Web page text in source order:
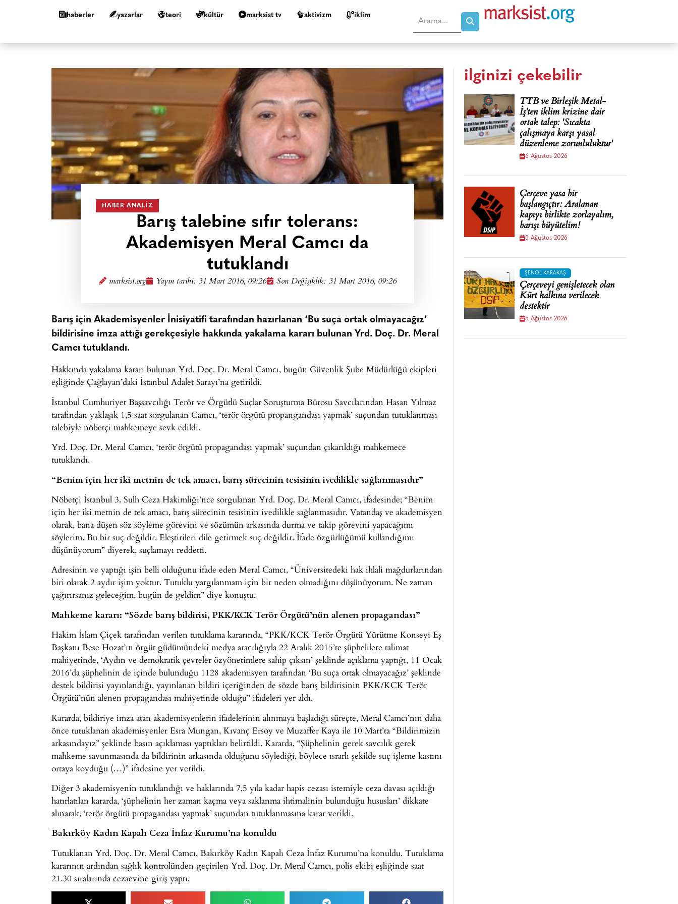
haberler yazarlar teori kültür marksist tv aktivizm i̇klim
HABER ANALIZ
Barış talebine sıfır tolerans:
Akademisyen Meral Camcı da
tutuklandı
marksist.org Yayın tarihi: 31 Mart 2016, 09:26 Son Değişiklik: 31 Mart 2016, 09:26
Barış için Akademisyenler İnisiyatifi tarafından hazırlanan ‘Bu suça ortak olmayacağız’
bildirisine imza attığı gerekçesiyle hakkında yakalama kararı bulunan Yrd. Doç. Dr. Meral
Camcı tutuklandı.
Hakkında yakalama kararı bulunan Yrd. Doç. Dr. Meral Camcı, bugün Güvenlik Şube Müdürlüğü ekipleri
eşliğinde Çağlayan’daki İstanbul Adalet Sarayı’na getirildi.
İstanbul Cumhuriyet Başsavcılığı Terör ve Örgütlü Suçlar Soruşturma Bürosu Savcılarından Hasan Yılmaz
tarafından yaklaşık 1,5 saat sorgulanan Camcı, ‘terör örgütü propangandası yapmak’ suçundan tutuklanması
talebiyle nöbetçi mahkemeye sevk edildi.
Yrd. Doç. Dr. Meral Camcı, ‘terör örgütü propagandası yapmak’ suçundan çıkarıldığı mahkemece
tutuklandı.
“Benim için her iki metnin de tek amacı, barış sürecinin tesisinin ivedilikle sağlanmasıdır”
Nöbetçi İstanbul 3. Sulh Ceza Hakimliği’nce sorgulanan Yrd. Doç. Dr. Meral Camcı, ifadesinde; “Benim
için her iki metnin de tek amacı, barış sürecinin tesisinin ivedilikle sağlanmasıdır. Vatandaş ve akademisyen
olarak, bana düşen söz söyleme görevini ve sözümün arkasında durma ve takip görevini yapacağımı
söylerim. Bu bir suç değildir. Eleştirileri dile getirmek suç değildir. İfade özgürlüğümü kullandığımı
düşünüyorum” diyerek, suçlamayı reddetti.
Adresinin ve yaptığı işin belli olduğunu ifade eden Meral Camcı, “Üniversitedeki hak ihlali mağdurlarından
biri olarak 2 aydır işim yoktur. Tutuklu yargılanmam için bir neden olmadığını düşünüyorum. Ne zaman
çağırırsanız geleceğim, bugün de geldim” diye konuştu.
Mahkeme kararı: “Sözde barış bildirisi, PKK/KCK Terör Örgütü’nün alenen propagandası”
Hakim İslam Çiçek tarafından verilen tutuklama kararında, “PKK/KCK Terör Örgütü Yürütme Konseyi Eş
Başkanı Bese Hozat’ın örgüt güdümündeki medya aracılığıyla 22 Aralık 2015’te şüphelilere talimat
mahiyetinde, ‘Aydın ve demokratik çevreler özyönetimlere sahip çıksın’ şeklinde açıklama yaptığı, 11 Ocak
2016’da şüphelinin de içinde bulunduğu 1128 akademisyen tarafından ‘Bu suça ortak olmayacağız’ şeklinde
destek bildirisi yayınlandığı, yayınlanan bildiri içeriğinden de sözde barış bildirisinin PKK/KCK Terör
Örgütü’nün alenen propagandası mahiyetinde olduğu” ifadeleri yer aldı.
Kararda, bildiriye imza atan akademisyenlerin ifadelerinin alınmaya başladığı süreçte, Meral Camcı’nın daha
önce tutuklanan akademisyenler Esra Mungan, Kıvanç Ersoy ve Muzaffer Kaya ile 10 Mart’ta “Bildirimizin
arkasındayız” şeklinde basın açıklaması yaptıkları belirtildi. Kararda, “Şüphelinin gerek savcılık gerek
mahkeme savunmasında da bildirinin arkasında olduğunu söylediği, böylece ısrarlı şekilde suç işleme kastını
ortaya koyduğu (…)” ifadesine yer verildi.
Diğer 3 akademisyenin tutuklandığı ve haklarında 7,5 yıla kadar hapis cezası istemiyle ceza davası açıldığı
hatırlatılan kararda, ‘şüphelinin her zaman kaçma veya saklanma ihtimalinin bulunduğu hususları’ dikkate
alınarak, ‘terör örgütü propagandası yapmak’ suçundan tutuklanmasına karar verildi.
Bakırköy Kadın Kapalı Ceza İnfaz Kurumu’na konuldu
Tutuklanan Yrd. Doç. Dr. Meral Camcı, Bakırköy Kadın Kapalı Ceza İnfaz Kurumu’na konuldu. Tutuklama
kararının ardından sağlık kontrolünden geçirilen Yrd. Doç. Dr. Meral Camcı, polis ekibi eşliğinde saat
21.30 sıralarında cezaevine giriş yaptı.
ilginizi çekebilir
TTB ve Birleşik Metal-
İş'ten iklim krizine dair
ortak talep: 'Sıcakta
çalışmaya karşı yasal
düzenleme zorunluluktur'
6 Ağustos 2026
Çerçeve yasa bir
başlangıçtır: Aralanan
kapıyı birlikte zorlayalım,
barışı büyütelim!
5 Ağustos 2026
ŞENOL KARAKAŞ
Çerçeveyi genişletecek olan
Kürt halkına verilecek
destektir
5 Ağustos 2026